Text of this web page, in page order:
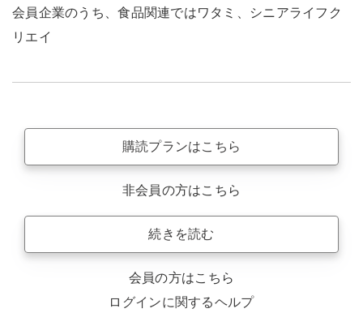
会員企業のうち、食品関連ではワタミ、シニアライフク
リエイ
購読プランはこちら
非会員の方はこちら
続きを読む
会員の方はこちら
ログインに関するヘルプ